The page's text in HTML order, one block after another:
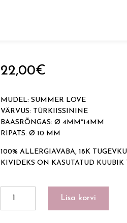
22,00€
MUDEL: SUMMER LOVE
VÄRVUS: TÜRKIISSININE
BAASRÕNGAS: Ø 4MM*14MM
RIPATS: Ø 10 MM
100% ALLERGIAVABA, 18K
KIVIDEKS ON KASUTATUD KUUBIK
Lisa korvi